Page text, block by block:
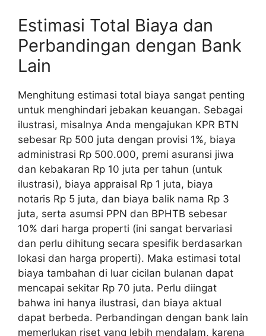
Estimasi Total Biaya dan
Perbandingan dengan Bank
Lain
Menghitung estimasi total biaya sangat penting
untuk menghindari jebakan keuangan. Sebagai
ilustrasi, misalnya Anda mengajukan KPR BTN
sebesar Rp 500 juta dengan provisi 1%, biaya
administrasi Rp 500.000, premi asuransi jiwa
dan kebakaran Rp 10 juta per tahun (untuk
ilustrasi), biaya appraisal Rp 1 juta, biaya
notaris Rp 5 juta, dan biaya balik nama Rp 3
juta, serta asumsi PPN dan BPHTB sebesar
10% dari harga properti (ini sangat bervariasi
dan perlu dihitung secara spesifik berdasarkan
lokasi dan harga properti). Maka estimasi total
biaya tambahan di luar cicilan bulanan dapat
mencapai sekitar Rp 70 juta. Perlu diingat
bahwa ini hanya ilustrasi, dan biaya aktual
dapat berbeda. Perbandingan dengan bank lain
memerlukan riset yang lebih mendalam, karena